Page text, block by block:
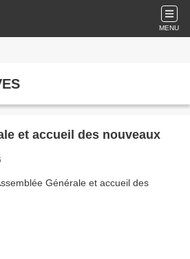
MENU
et accueil des nouveaux